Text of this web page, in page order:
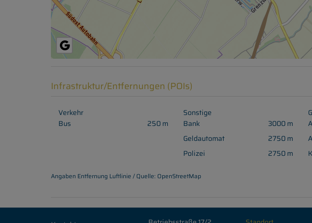
Infrastruktur/Entfernungen (POIs)
Verkehr
Bus
250 m
Sonstige
Bank
3000 m
Geldautomat
2750 m
Polizei
2750 m
Angaben Entfernung Luftlinie / Quelle: OpenStreetMap